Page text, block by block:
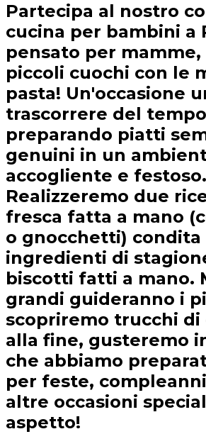
Partecipa al nostro
cucina per bambini a
pensato per mamme,
piccoli cuochi con le
pasta! Un'occasione
trascorrere del
preparando piatti
genuini in un
accogliente e festoso.
Realizzeremo due
fresca fatta a mano
o gnocchetti) condita
ingredienti di
biscotti fatti a mano.
grandi guideranno i
scopriremo trucchi di
alla fine, gusteremo
che abbiamo
per feste,
altre occasioni
aspetto!